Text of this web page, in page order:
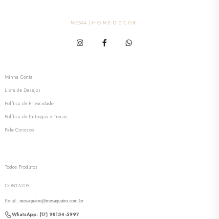
MESA4 | H O M E D E C O R
Minha Conta
Lista de Desejos
Política de Privacidade
Política de Entregas e Trocas
Fale Conosco
Todos Produtos
CONTATOS
Email: mesaquatro@mesaquatro.com.br
WhatsApp: (17) 98134-5997